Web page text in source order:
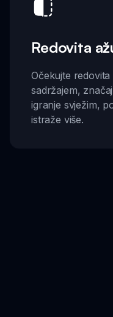
Redovita
Očekujte
sadržajem,
igranje svježim,
istraže više.